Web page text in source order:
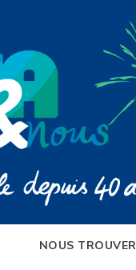
NOUS TROUVER